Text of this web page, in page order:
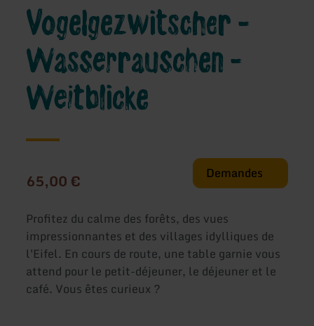
Vogelgezwitscher -
Wasserrauschen -
Weitblicke
65,00 € Demandes
Profitez du calme des forêts, des vues
impressionnantes et des villages idylliques de
l'Eifel. En cours de route, une table garnie vous
attend pour le petit-déjeuner, le déjeuner et le
café. Vous êtes curieux ?